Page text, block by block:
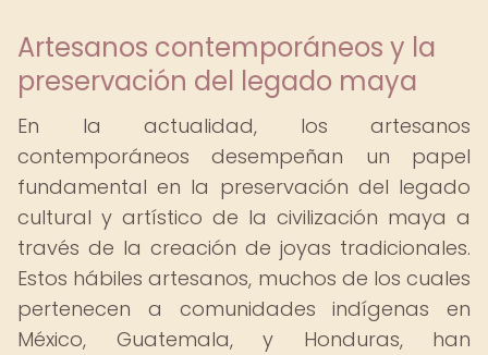
Artesanos contemporáneos y la
preservación del legado maya
En la actualidad, los artesanos
contemporáneos desempeñan un papel
fundamental en la preservación del legado
cultural y artístico de la civilización maya a
través de la creación de joyas tradicionales.
Estos hábiles artesanos, muchos de los cuales
pertenecen a comunidades indígenas en
México, Guatemala, y Honduras, han